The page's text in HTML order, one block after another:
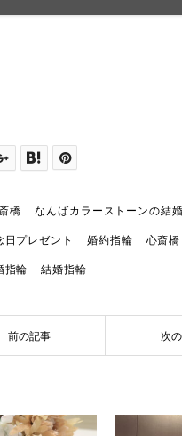
橋 なんばカラーストーンの結
日プレゼント 婚約指輪 心斎橋
指輪 結婚指輪